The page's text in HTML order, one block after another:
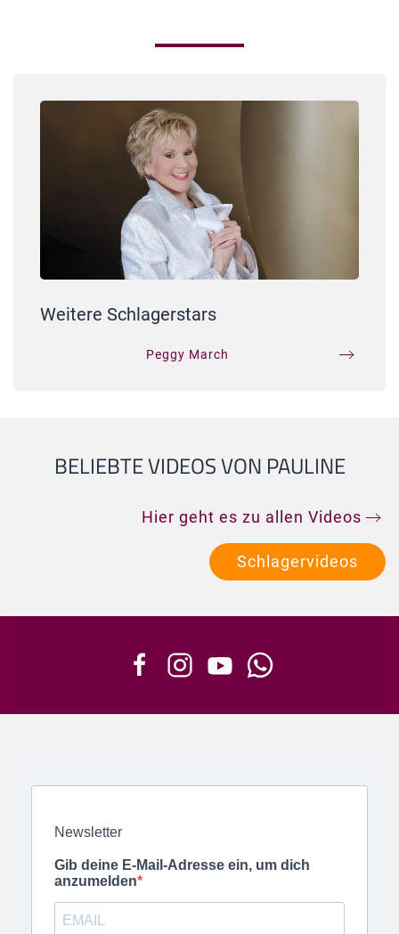
Weitere Schlagerstars
Peggy March
BELIEBTE VIDEOS VON PAULINE
Hier geht es zu allen Videos
Schlagervideos